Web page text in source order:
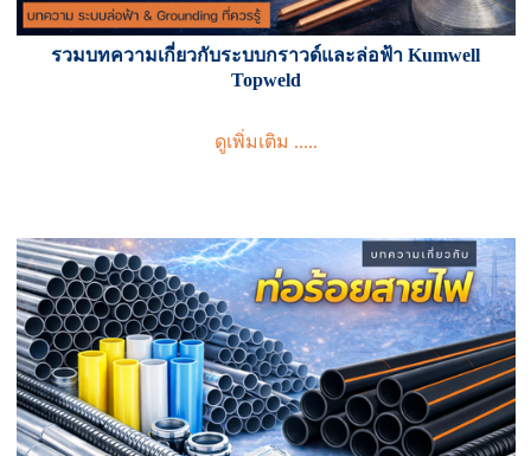
รวมบทความเกี่ยวกับระบบกราวด์และล่อฟ้า Kumwell
Topweld
ดูเพิ่มเติม .....